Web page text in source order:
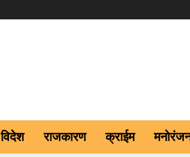
विदेश राजकारण क्राईम